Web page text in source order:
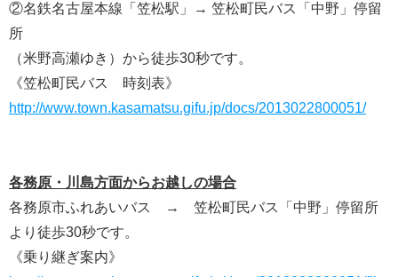
②名鉄名古屋本線「笠松駅」→ 笠松町民バス「中野」停留
所
（米野高瀬ゆき）から徒歩30秒です。
《笠松町民バス 時刻表》
http://www.town.kasamatsu.gifu.jp/docs/2013022800051/
各務原・川島方面からお越しの場合
各務原市ふれあいバス → 笠松町民バス「中野」停留所
より徒歩30秒です。
《乗り継ぎ案内》